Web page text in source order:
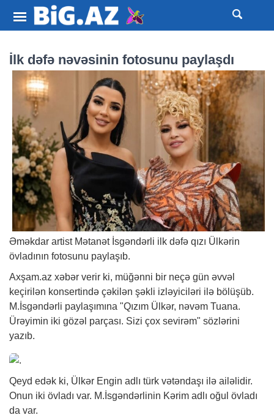
İlk dəfə nəvəsinin fotosunu paylaşdı
Əməkdar artist Mətanət İsgəndərli ilk dəfə qızı Ülkərin
övladının fotosunu paylaşıb.
Axşam.az xəbər verir ki, müğənni bir neçə gün əvvəl
keçirilən konsertində çəkilən şəkli izləyiciləri ilə bölüşüb.
M.İsgəndərli paylaşımına "Qızım Ülkər, nəvəm Tuana.
Ürəyimin iki gözəl parçası. Sizi çox sevirəm" sözlərini
yazıb.
Qeyd edək ki, Ülkər Engin adlı türk vətəndaşı ilə ailəlidir.
Onun iki övladı var. M.İsgəndərlinin Kərim adlı oğul övladı
da var.